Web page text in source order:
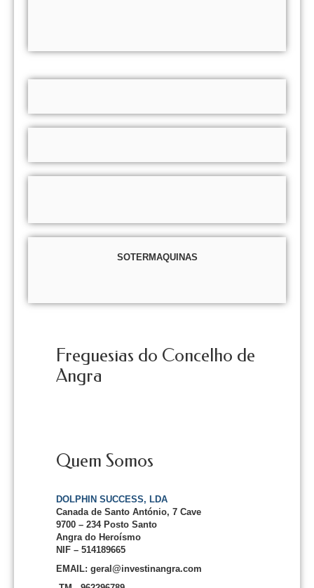
SOTERMAQUINAS
Freguesias do Concelho de
Angra
Quem Somos
DOLPHIN SUCCESS, LDA
Canada de Santo António, 7 Cave
9700 – 234 Posto Santo
Angra do Heroísmo
NIF – 514189665
EMAIL: geral@investinangra.com